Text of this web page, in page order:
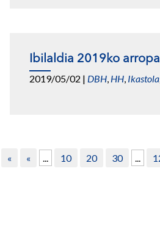
Ibilaldia 2019ko
2019/05/02 | DBH, HH, Ikastola
« « ... 10 20 30 ...